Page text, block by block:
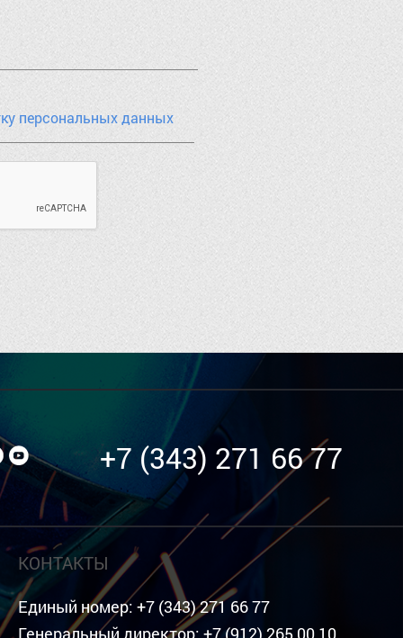
персональных данных
+7 (343) 271 66 77
КОНТАКТЫ
Единый номер:+7 (343) 271 66 77
Генеральный директор:+7 (912) 265 00 10